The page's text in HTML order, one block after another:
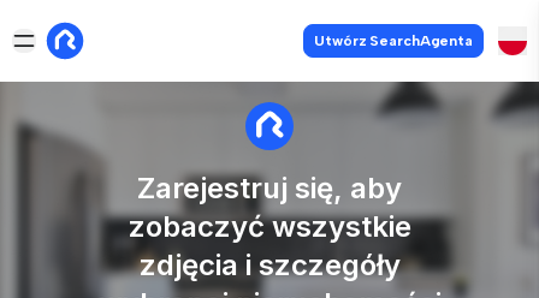
Utwórz SearchAgenta
Zarejestruj się, aby
zobaczyć wszystkie
zdjęcia i szczegóły